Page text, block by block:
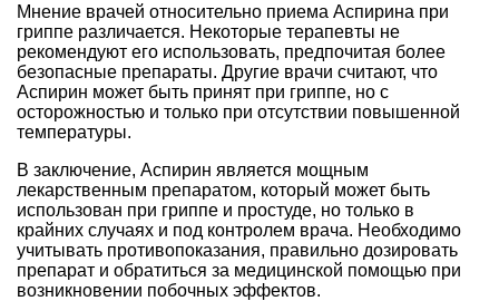
Мнение врачей относительно приема Аспирина при
гриппе различается. Некоторые терапевты не
рекомендуют его использовать, предпочитая более
безопасные препараты. Другие врачи считают, что
Аспирин может быть принят при гриппе, но с
осторожностью и только при отсутствии повышенной
температуры.
В заключение, Аспирин является мощным
лекарственным препаратом, который может быть
использован при гриппе и простуде, но только в
крайних случаях и под контролем врача. Необходимо
учитывать противопоказания, правильно дозировать
препарат и обратиться за медицинской помощью при
возникновении побочных эффектов.